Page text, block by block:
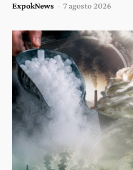
ExpokNews - 7 agosto 2026